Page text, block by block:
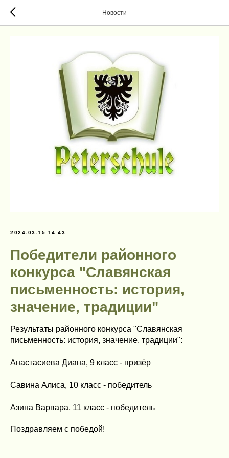
Новости
2024-03-15 14:43
Победители районного
конкурса "Славянская
письменность: история,
значение, традиции"
Результаты районного конкурса "Славянская
письменность: история, значение, традиции":
Анастасиева Диана, 9 класс - призёр
Савина Алиса, 10 класс - победитель
Азина Варвара, 11 класс - победитель
Поздравляем с победой!